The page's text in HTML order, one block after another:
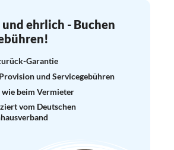
und ehrlich - Buchen
Garantie
und Servicegebühren
wie beim Vermieter
vom Deutschen